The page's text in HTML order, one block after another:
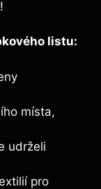
listu:
místa,
udrželi
pro